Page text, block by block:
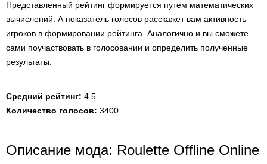
Представленный рейтинг формируется путем математических
вычислений. А показатель голосов расскажет вам активность
игроков в формировании рейтинга. Аналогично и вы сможете
сами поучаствовать в голосовании и определить полученные
результаты.
Средний рейтинг: 4.5
Количество голосов: 3400
Описание мода: Roulette Offline Online